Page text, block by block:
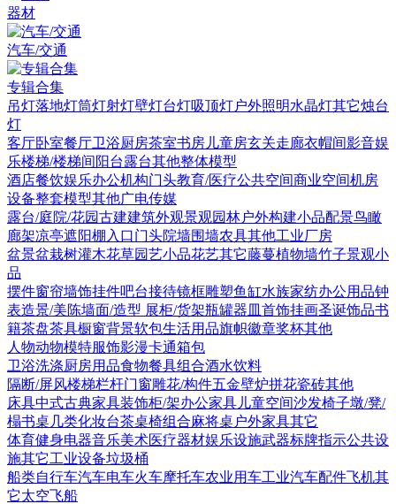
器材
汽车/交通
专辑合集
吊灯落地灯筒灯射灯壁灯台灯吸顶灯户外照明水晶灯其它烛台
灯
客厅卧室餐厅卫浴厨房茶室书房 儿童房玄关走廊衣帽间影音娱
乐楼梯/楼梯间 阳台露台其他整体模型
酒店餐饮娱乐办公机构门头教育/医疗公共空间商业空间机房
设备整套模型其他广电传媒
露台/庭院/花园古建建筑外观景观园林户外构建小品配景鸟瞰
廊架凉亭遮阳棚 入口门头院墙围墙农具其他工业厂房
盆景盆栽树灌木花草园艺小品花艺其它藤蔓植物墙竹子景观小
品
摆件窗帘墙饰挂件吧台接待镜框雕塑鱼缸水族家纺办公用品钟
表造景/美陈墙面/造型 展柜/货架瓶罐器皿 首饰挂画圣诞饰品书
籍茶盘茶具橱窗背景软包生活用品旗帜徽章奖杯其他
人物动物模特服饰影漫卡通箱包
卫浴洗涤厨房用品食物餐具组合酒水饮料
隔断/屏风楼梯栏杆门窗雕花/构件五金壁炉拼花瓷砖其他
床具中式古典家具装饰柜/架办公家具 儿童空间沙发椅子墩/凳/
榻书桌 几类化妆台茶桌椅组合麻将桌 户外家具其它
体育健身电器音乐美术医疗器材娱乐设施武器标牌指示公共设
施其它工业设备垃圾桶
船类自行车汽车电车火车摩托车农业用车工业汽车配件飞机其
它太空飞船